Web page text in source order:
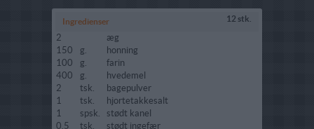
Ingredienser 12 stk.
2
æg
150
g.
honning
100
g.
farin
400
g.
hvedemel
2
tsk.
bagepulver
1
tsk.
hjortetakkesalt
1
spsk.
stødt kanel
0.5
tsk.
stødt ingefær